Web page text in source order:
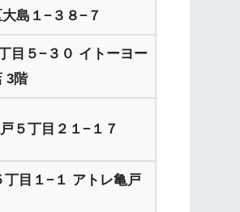
島１−３８−７
目５−３０ イトーヨー
3階
５丁目２１−１７
丁目１−１ アトレ亀戸